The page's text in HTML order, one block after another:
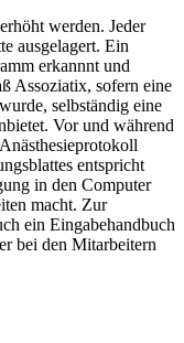
werden. Jeder
ausgelagert. Ein
erkannnt und
Assoziatix, sofern eine
selbständig eine
Vor und während
entspricht
in den Computer
macht. Zur
ein Eingabehandbuch
bei den Mitarbeitern